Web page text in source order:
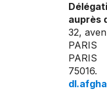
auprès
32,
PARIS
PARIS
75016.